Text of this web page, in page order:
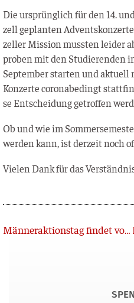
Die ursprüng­lich für den 14.
zell geplan­ten
zel­ler Mis­si­on muss­ten lei­der
pro­ben mit den Stu­die­ren­den
Sep­tem­ber star­ten und aktu­ell
Kon­zer­te coro­nabe­dingt
se Ent­schei­dung getrof­fen
Ob und wie im
wer­den kann, ist der­zeit noch
Vie­len Dank für das
Zurück Männeraktionstag findet von „zu Hause“ aus statt